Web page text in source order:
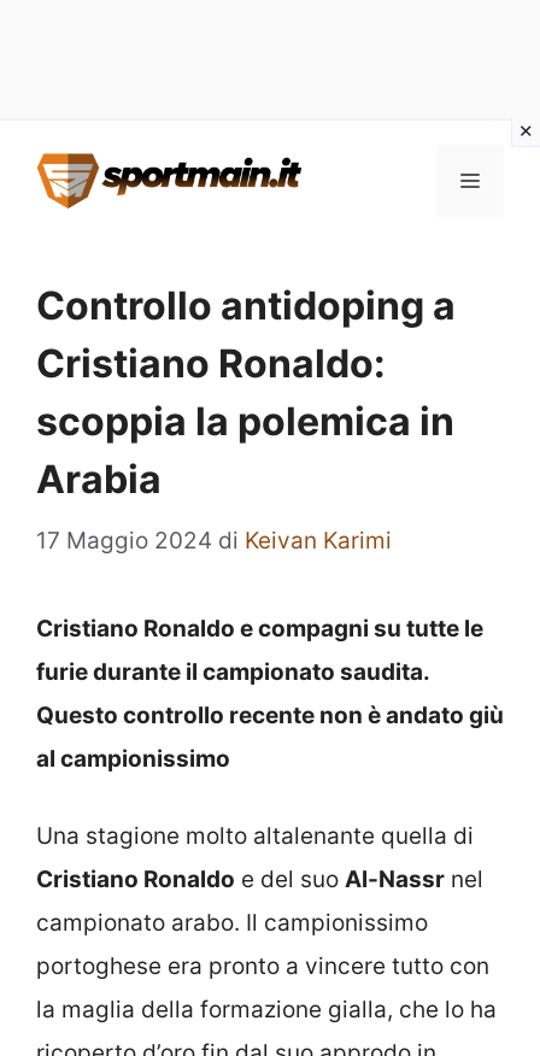
Menu
Controllo antidoping a
Cristiano Ronaldo:
scoppia la polemica in
Arabia
17 Maggio 2024 di Keivan Karimi
Cristiano Ronaldo e compagni su tutte le
furie durante il campionato saudita.
Questo controllo recente non è andato giù
al campionissimo
Una stagione molto altalenante quella di
Cristiano Ronaldo e del suo Al-Nassr nel
campionato arabo. Il campionissimo
portoghese era pronto a vincere tutto con
la maglia della formazione gialla, che lo ha